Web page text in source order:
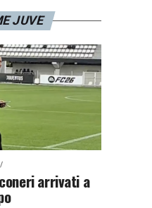
JUVE
arrivati a